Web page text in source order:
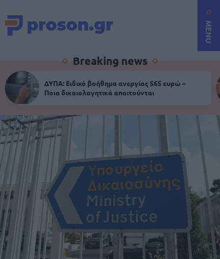
MENU
Breaking news
ΔΥΠΑ: Ειδικό βοήθημα ανεργίας 565 ευρώ –
Ποια δικαιολογητικά απαιτούνται